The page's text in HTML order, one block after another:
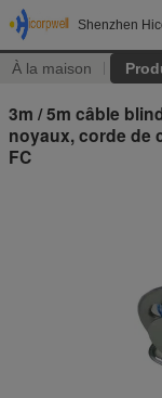
Shenzhen
À la maison
3m / 5m câble
noyaux, corde de
FC